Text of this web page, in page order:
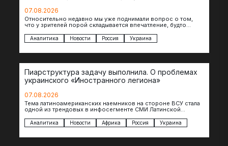
07.08.2026
Относительно недавно мы уже поднимали вопрос о том,
что у зрителей порой складывается впечатление, будто
Аналитика Новости Россия Украина
Пиарструктура задачу выполнила. О проблемах
украинского «Иностранного легиона»
07.08.2026
Тема латиноамериканских наемников на стороне ВСУ стала
одной из трендовых в инфосегменте СМИ Латинской
Аналитика Новости Африка Россия Украина